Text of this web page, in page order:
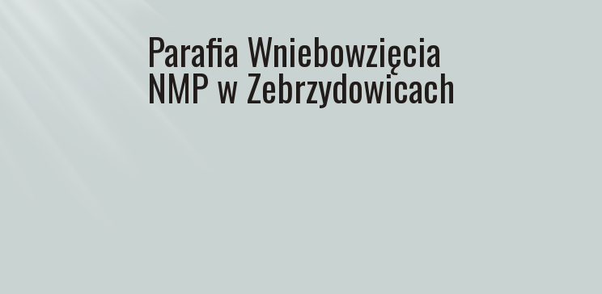
Parafia Wniebowzięcia
NMP w Zebrzydowicach